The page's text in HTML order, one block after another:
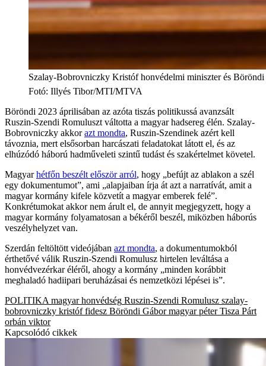
Szalay-Bobrovniczky Kristóf honvédelmi miniszter és
Fotó: Illyés Tibor/MTI/MTVA
Böröndi 2023 áprilisában az azóta tiszás politikussá avanzsált
Ruszin-Szendi Romuluszt váltotta a magyar hadsereg élén. Szalay-
Bobrovniczky akkorazt mondta, Ruszin-Szendinek azért kell
távoznia, mert elsősorban harcászati feladatokat látott el, és az
elhúzódó háború hadműveleti szintű tudást és szakértelmet követel.
Magyarhétfőn beszélt először arról, hogy „befújt az ablakon a szél
egy dokumentumot”, ami „alapjaiban írja át azt a narratívát, amit a
magyar kormány kifele közvetít a magyar emberek felé”.
Konkrétumokat akkor nem árult el, de annyit megjegyzett, hogy a
magyar kormány folyamatosan a békéről beszél, miközben háborús
veszélyhelyzet van.
Szerdán feltöltött videójában azt mondta, a dokumentumokból
érthetővé válik Ruszin-Szendi Romulusz hirtelen leváltása a
honvédvezérkar éléről, ahogy a kormány „minden korábbit
meghaladó hadiipari beruházásai és nemzetközi lépései is”.
POLITIKA magyar honvédség Ruszin-Szendi Romulusz szalay-
bobrovniczky kristóf fidesz Böröndi Gábor magyar péter Tisza Párt
orbán viktor
Kapcsolódó cikkek